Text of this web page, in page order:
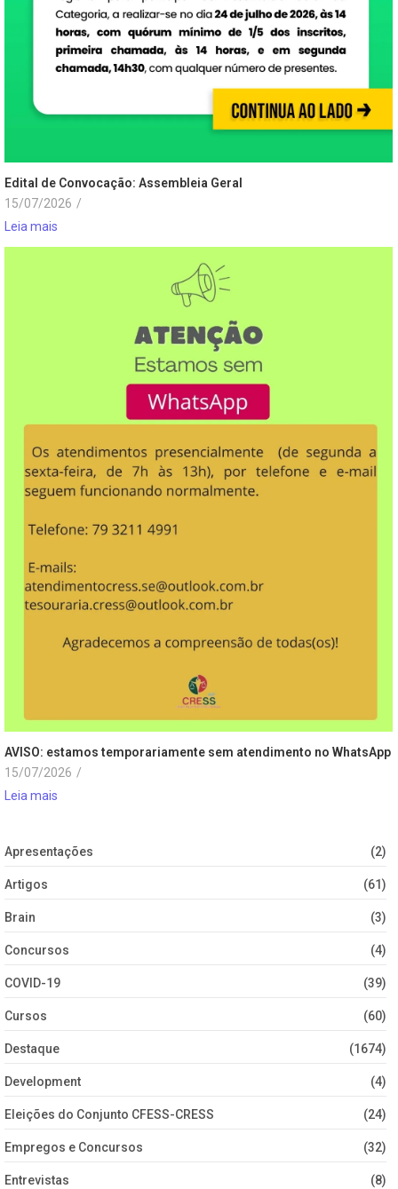
Edital de Convocação: Assembleia Geral
15/07/2026 /
Leia mais
AVISO: estamos temporariamente sem atendimento no WhatsApp
15/07/2026 /
Leia mais
Apresentações (2)
Artigos (61)
Brain (3)
Concursos (4)
COVID-19 (39)
Cursos (60)
Destaque (1674)
Development (4)
Eleições do Conjunto CFESS-CRESS (24)
Empregos e Concursos (32)
Entrevistas (8)